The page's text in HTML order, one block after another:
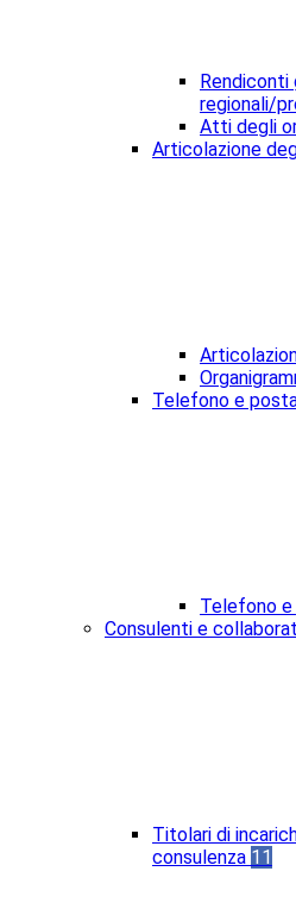
Rendiconti
regionali/
Atti degli
Articolazione
Telefono e
Telefono
Consulenti e
Titolari di
consulenza 11